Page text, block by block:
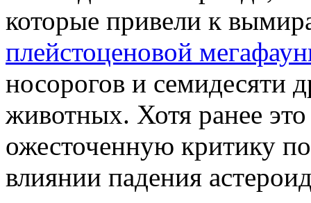
которые привели к
плейстоценовой
носорогов и семидесяти
животных. Хотя ранее
ожесточенную критику
влиянии падения